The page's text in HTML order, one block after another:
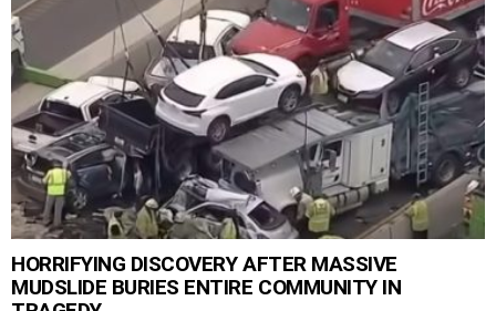
HORRIFYING DISCOVERY AFTER MASSIVE
MUDSLIDE BURIES ENTIRE COMMUNITY IN